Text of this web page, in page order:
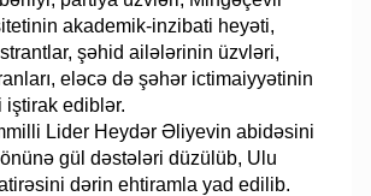
akademik-inzibati heyəti,
şəhid ailələrinin üzvləri,
eləcə də şəhər ictimaiyyətinin
iştirak ediblər.
Lider Heydər Əliyevin abidəsini
gül dəstələri düzülüb, Ulu
dərin ehtiramla yad edilib.